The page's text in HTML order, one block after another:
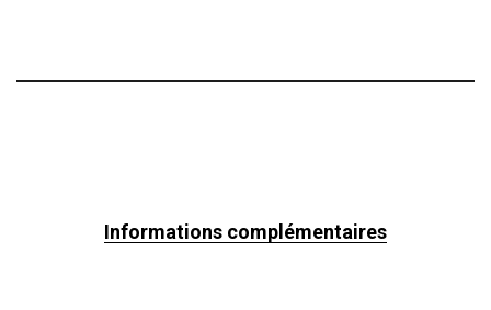
Informations complémentaires